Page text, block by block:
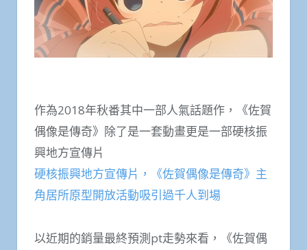
作為2018年秋番其中一部人氣話題作，《佐賀
偶像是傳奇》除了是一套動畫更是一部硬核振
興地方宣傳片
硬核振興地方宣傳片，《佐賀偶像是傳奇》主
角居所原型開放活動吸引過千人到場
以近期的銷量最終預測pt走勢來看，《佐賀偶